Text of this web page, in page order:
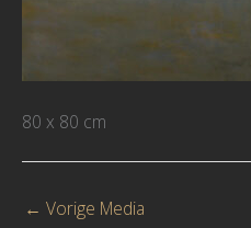
80 x 80 cm
← Vorige Media